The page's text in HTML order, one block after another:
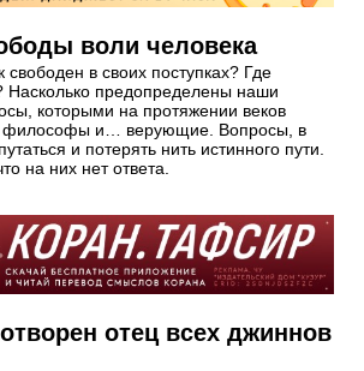
воли человека
свободен в своих поступках? Где
Насколько предопределены наши
которыми на протяжении веков
философы и… верующие. Вопросы, в
и потерять нить истинного пути.
на них нет ответа.
отец всех джиннов